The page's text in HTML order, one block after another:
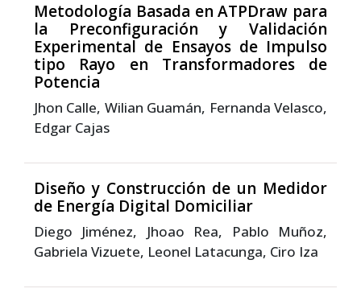
Metodología Basada en ATPDraw para
la Preconfiguración y Validación
Experimental de Ensayos de Impulso
tipo Rayo en Transformadores de
Potencia
Jhon Calle, Wilian Guamán, Fernanda Velasco,
Edgar Cajas
Diseño y Construcción de un Medidor
de Energía Digital Domiciliar
Diego Jiménez, Jhoao Rea, Pablo Muñoz,
Gabriela Vizuete, Leonel Latacunga, Ciro Iza